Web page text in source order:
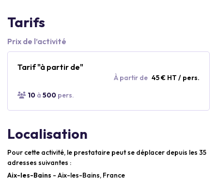
Tarifs
Prix de l’activité
Tarif "à partir de"
À partir de 45 € HT / pers.
10 à 500 pers.
Localisation
Pour cette activité, le prestataire peut se déplacer depuis les 35
adresses suivantes :
Aix-les-Bains - Aix-les-Bains, France